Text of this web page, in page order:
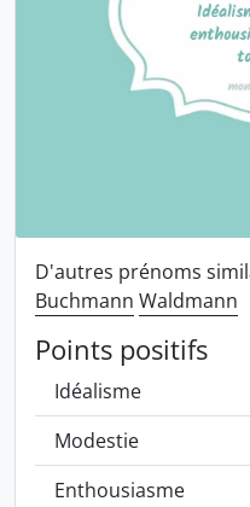
D'autres prénoms
Buchmann Waldmann
Points positifs
Idéalisme
Modestie
Enthousiasme